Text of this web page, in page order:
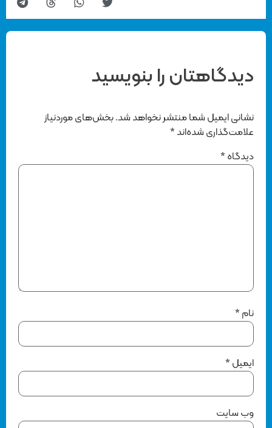
دیدگاهتان را بنویسید
نشانی ایمیل شما منتشر نخواهد شد. بخش‌های موردنیاز
علامت‌گذاری شده‌اند*
دیدگاه*
*
ایمیل*
وب‌ سایت